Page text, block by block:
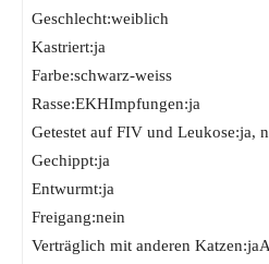
Geschlecht:weiblich
Kastriert:ja
Farbe:schwarz-weiss
Rasse:EKHImpfungen:ja
Getestet auf FIV und Leukose:ja,
Gechippt:ja
Entwurmt:ja
Freigang:nein
Verträglich mit anderen